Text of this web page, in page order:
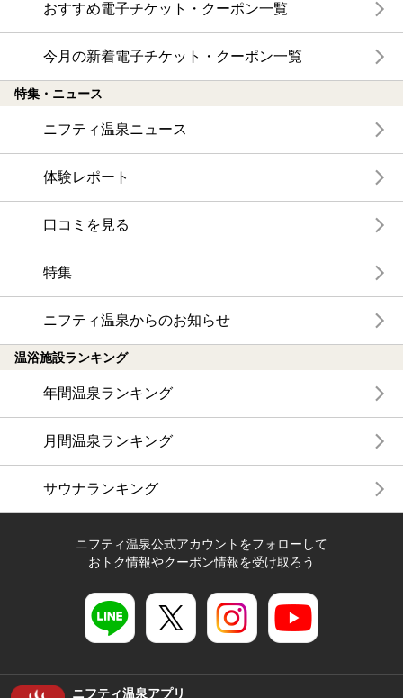
おすすめ電子チケット・クーポン一覧
今月の新着電子チケット・クーポン一覧
特集・ニュース
ニフティ温泉ニュース
体験レポート
口コミを見る
特集
ニフティ温泉からのお知らせ
温浴施設ランキング
年間温泉ランキング
月間温泉ランキング
サウナランキング
ニフティ温泉公式アカウントをフォローして
おトク情報やクーポン情報を受け取ろう
ニフティ温泉アプリ